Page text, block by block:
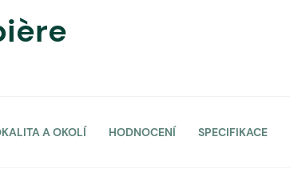
A OKOLÍ HODNOCENÍ SPECIFIKACE